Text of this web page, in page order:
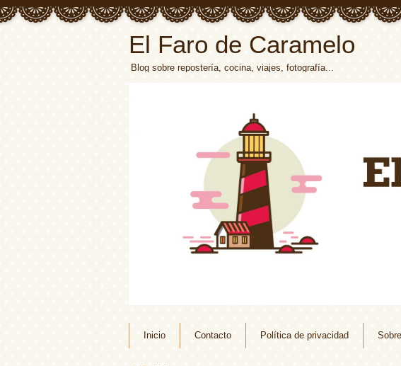
El Faro de Caramelo
Blog sobre repostería, cocina, viajes, fotografía...
Inicio Contacto Política de privacidad